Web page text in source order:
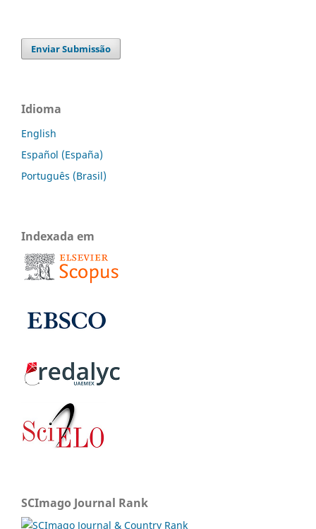
Enviar Submissão
Idioma
English
Español (España)
Português (Brasil)
Indexada em
SCImago Journal Rank